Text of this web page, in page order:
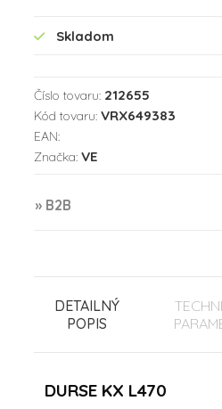
Skladom
Číslo tovaru: 212655
Kód tovaru: VRX649383
EAN:
Značka: VE
» B2B
DETAILNÝ
POPIS
DURSE KX L470